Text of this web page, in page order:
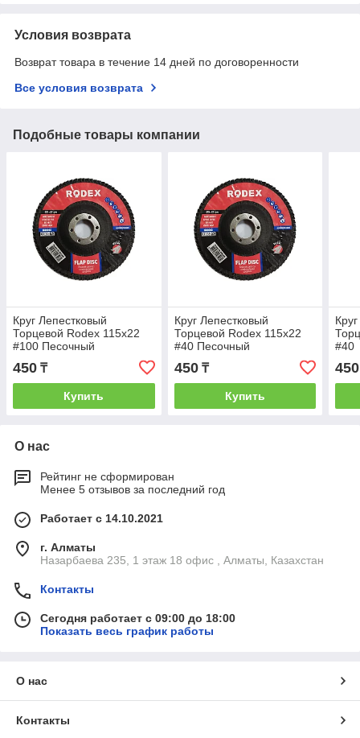
Условия возврата
Возврат товара в течение 14 дней по договоренности
Все условия возврата
Подобные товары компании
Круг Лепестковый
Торцевой Rodex 115x22
#100 Песочный
450 ₸
Купить
Круг Лепестковый
Торцевой Rodex 115x22
#40 Песочный
450₸
Купить
#40
450
О нас
Рейтинг не сформирован
Менее 5 отзывов за последний год
Работает с 14.10.2021
г. Алматы
Назарбаева 235, 1 этаж 18 офис , Алматы, Казахстан
Контакты
Сегодня работает с 09:00 до 18:00
Показать весь график работы
О нас
Контакты